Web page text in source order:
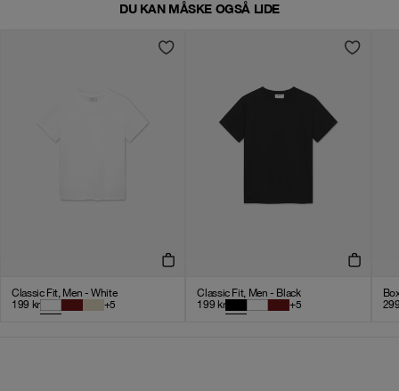
DU KAN MÅSKE OGSÅ LIDE
Classic Fit, Men - White
199 kr +5
Classic Fit, Men - Black
199 kr +5